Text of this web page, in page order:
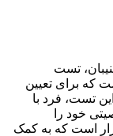
تست
برای تعیین
تست، فرد با
خود را
است که به کمک